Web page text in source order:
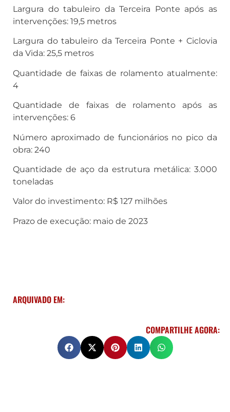
Largura do tabuleiro da Terceira Ponte após as
intervenções: 19,5 metros
Largura do tabuleiro da Terceira Ponte + Ciclovia
da Vida: 25,5 metros
Quantidade de faixas de rolamento atualmente:
4
Quantidade de faixas de rolamento após as
intervenções: 6
Número aproximado de funcionários no pico da
obra: 240
Quantidade de aço da estrutura metálica: 3.000
toneladas
Valor do investimento: R$ 127 milhões
Prazo de execução: maio de 2023
ARQUIVADO EM:
COMPARTILHE AGORA: